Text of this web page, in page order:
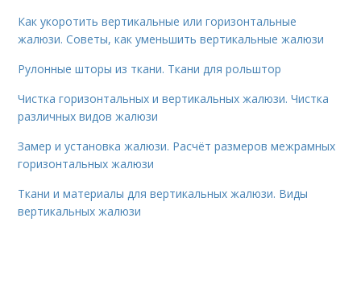
Как укоротить вертикальные или горизонтальные
жалюзи. Советы, как уменьшить вертикальные жалюзи
Рулонные шторы из ткани. Ткани для рольштор
Чистка горизонтальных и вертикальных жалюзи. Чистка
различных видов жалюзи
Замер и установка жалюзи. Расчёт размеров межрамных
горизонтальных жалюзи
Ткани и материалы для вертикальных жалюзи. Виды
вертикальных жалюзи